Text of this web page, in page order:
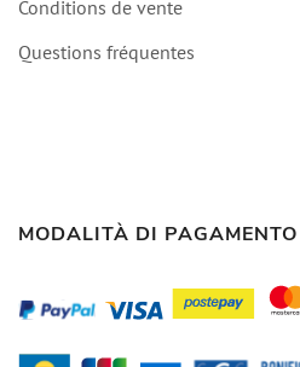
Conditions de vente
Questions fréquentes
MODALITÀ DI PAGAMENTO